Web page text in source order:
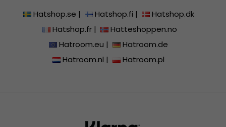
Hatshop.se | Hatshop.fi |
Hatshop.dk
Hatshop.fr|
Hatteshoppen.no
Hatroom.eu |
Hatroom.de
Hatroom.nl | Hatroom.pl